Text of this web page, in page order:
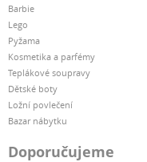
Barbie
Lego
Pyžama
Kosmetika a parfémy
Teplákové soupravy
Dětské boty
Ložní povlečení
Bazar nábytku
Doporučujeme